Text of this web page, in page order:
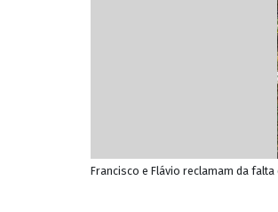
Francisco e Flávio reclamam da falta